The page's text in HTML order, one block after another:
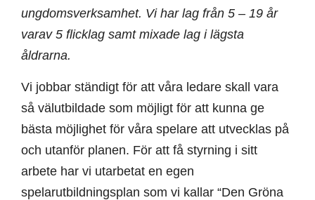
ungdomsverksamhet. Vi har lag från 5 – 19 år
varav 5 flicklag samt mixade lag i lägsta
åldrarna.
Vi jobbar ständigt för att våra ledare skall vara
så välutbildade som möjligt för att kunna ge
bästa möjlighet för våra spelare att utvecklas på
och utanför planen. För att få styrning i sitt
arbete har vi utarbetat en egen
spelarutbildningsplan som vi kallar “Den Gröna